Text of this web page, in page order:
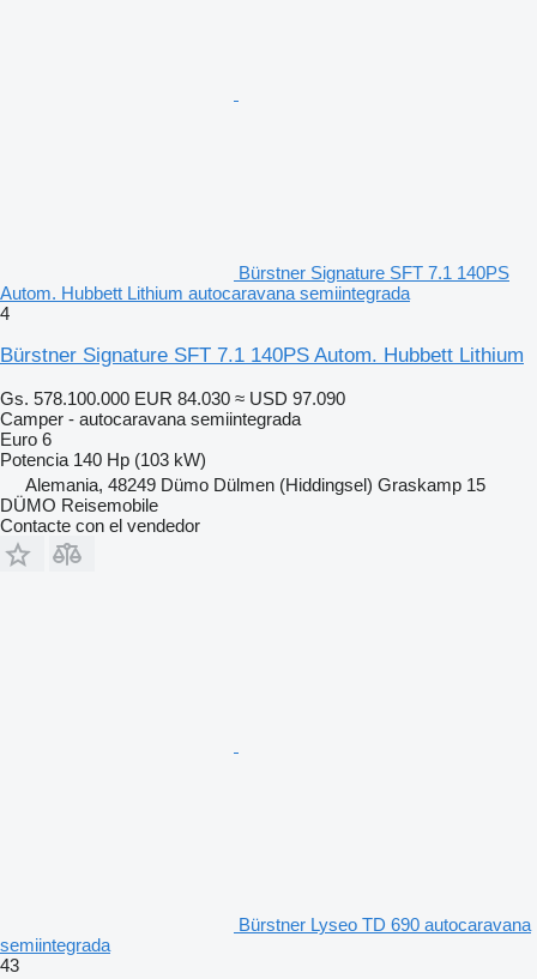
Bürstner Signature SFT 7.1 140PS
Autom. Hubbett Lithium autocaravana semiintegrada
4
Bürstner Signature SFT 7.1 140PS Autom. Hubbett Lithium
Gs. 578.100.000 EUR 84.030 ≈ USD 97.090
Camper - autocaravana semiintegrada
Euro 6
Potencia 140 Hp (103 kW)
Alemania, 48249 Dümo Dülmen (Hiddingsel) Graskamp 15
DÜMO Reisemobile
Contacte con el vendedor
Bürstner Lyseo TD 690 autocaravana
semiintegrada
43